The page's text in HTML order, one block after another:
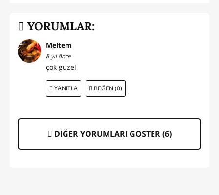
YORUMLAR:
Meltem
8 yıl önce
çok güzel
YANITLA BEĞEN (0)
DİĞER YORUMLARI GÖSTER (6)